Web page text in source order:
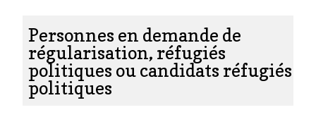
Personnes en demande de
régularisation, réfugiés
politiques ou candidats réfugiés
politiques